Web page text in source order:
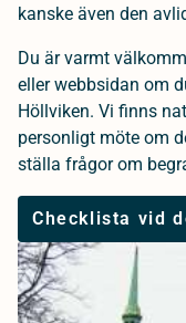
kanske även den
Du är varmt
eller webbsidan om
Höllviken. Vi finns
personligt möte om
ställa frågor om
Checklista vid